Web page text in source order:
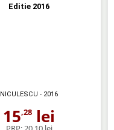
Editie 2016
NICULESCU - 2016
15,28 lei